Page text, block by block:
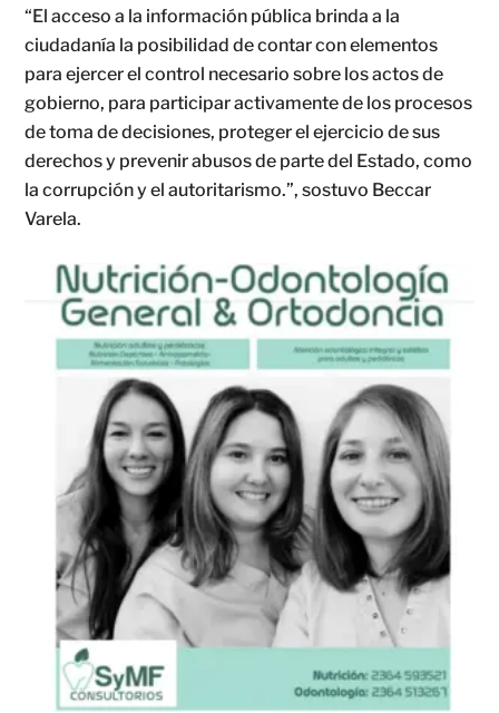
“El acceso a la información pública brinda a la
ciudadanía la posibilidad de contar con elementos
para ejercer el control necesario sobre los actos de
gobierno, para participar activamente de los procesos
de toma de decisiones, proteger el ejercicio de sus
derechos y prevenir abusos de parte del Estado, como
la corrupción y el autoritarismo.”, sostuvo Beccar
Varela.